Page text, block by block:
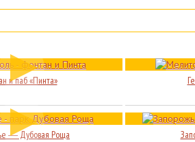
и паб «Пинта»
― Дубовая Роща